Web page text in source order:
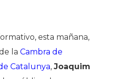
esta mañana,
la Cambra de
Catalunya, Joaquim